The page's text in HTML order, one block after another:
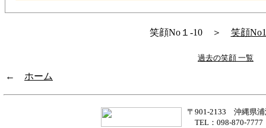
笑顔No１-10 ＞ 笑顔
過去の笑顔 一覧
← ホーム
〒901-2133 沖縄県浦
TEL：098-870-